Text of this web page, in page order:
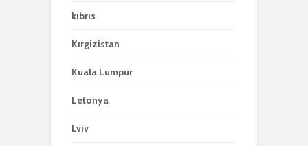
kıbrıs
Kırgizistan
Kuala Lumpur
Letonya
Lviv